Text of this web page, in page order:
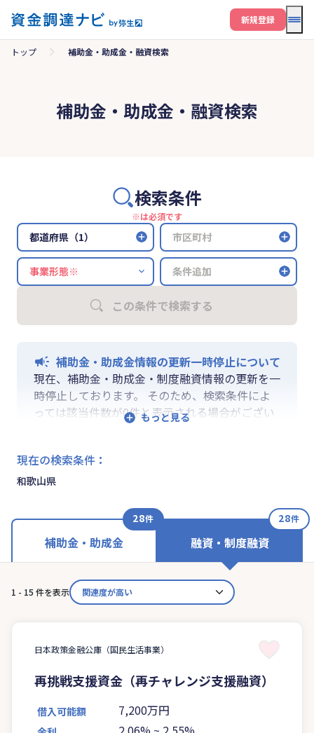
メ
新規登録
トップ 補助金・助成金・融資検索
補助金・助成金・融資検索
検索条件
※は必須です
都道府県（1） 市区町村
条件追加
この条件で検索する
補助金・助成金情報の更新一時停止について
現在、補助金・助成金・制度融資情報の更新を一
時停止しております。 そのため、検索条件によ
っては該当件数が0件と表示される場合がござい
ます。 ご迷惑をおかけしますが、更新再開まで
なお、融資情報、ならびに「学ぶ」「作る」「相
談する」の各機能は通常通りご利用いただけま
現在の検索条件 ：
和歌山県
補助金・助成金
28件
融資・制度融資
28件
1 - 15 件を表示
日本政策金融公庫（国民生活事業）
再挑戦支援資金（再チャレンジ支援融資）
借入可能額 7,200万円